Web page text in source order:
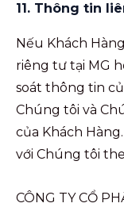
11. Thông tin
Nếu Khách
riêng tư tại MG
soát thông tin
Chúng tôi và
của Khách
với Chúng tôi
CÔNG TY CỔ